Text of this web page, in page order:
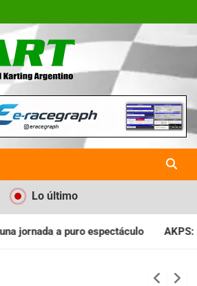
| La Revista
del Karting en
Lo último
AKPS: Intervino la IGJ y oficializó el